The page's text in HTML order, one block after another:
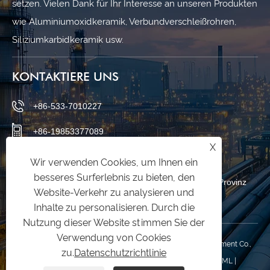
setzen. Vielen Dank für Ihr Interesse an unseren Produkten
wie Aluminiumoxidkeramik, Verbundverschleißrohren,
Siliziumkarbidkeramik usw.
KONTAKTIERE UNS
+86-533-7010227
+86-19853377089
qishuai@zbqishuai.cn
Phoenix Industrial Park, Bezirk Linzi, Stadt Zibo, Provinz
Copyright © 2025 Shandong Qishuai Wear Resistance Equipment Co.,
XML|
X
Wir verwenden Cookies, um Ihnen ein
besseres Surferlebnis zu bieten, den
Website-Verkehr zu analysieren und
Inhalte zu personalisieren. Durch die
Nutzung dieser Website stimmen Sie der
Verwendung von Cookies
zu.Datenschutzrichtlinie